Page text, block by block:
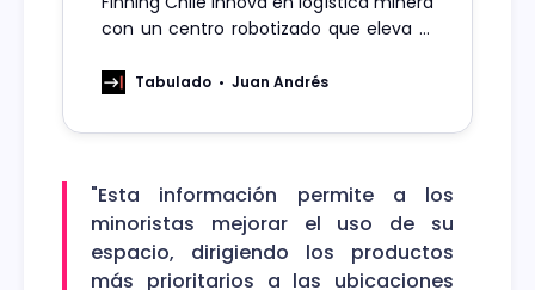
con un centro robotizado que eleva la
repuestos.
Tabulado Juan Andrés
"Esta información permite a los
minoristas mejorar el uso de su
espacio, dirigiendo los productos
más prioritarios a las ubicaciones